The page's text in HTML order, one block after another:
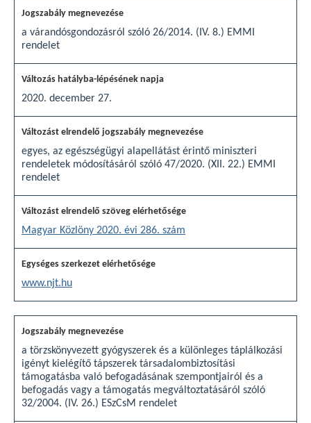
a várandósgondozásról szóló 26/2014. (IV. 8.) EMMI
rendelet
2020. december 27.
egyes, az egészségügyi alapellátást érintő miniszteri
rendeletek módosításáról szóló 47/2020. (XII. 22.) EMMI
rendelet
Magyar Közlöny 2020. évi 286. szám
www.njt.hu
a törzskönyvezett gyógyszerek és a különleges táplálkozási
igényt kielégítő tápszerek társadalombiztosítási
támogatásba való befogadásának szempontjairól és a
befogadás vagy a támogatás megváltoztatásáról szóló
32/2004. (IV. 26.) ESzCsM rendelet